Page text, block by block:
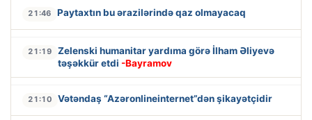
21:46 Paytaxtın bu ərazilərində qaz olmayacaq
21:19
Zelenski humanitar yardıma görə İlham Əliyevə
təşəkkür etdi -Bayramov
21:10 Vətəndaş “Azəronlineinternet”dən şikayətçidir